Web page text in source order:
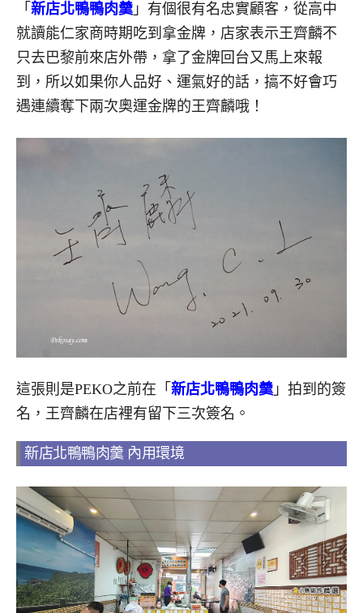
「 新店北鴨鴨肉羹 」有個很有名忠實顧客，從高中
就讀能仁家商時期吃到拿金牌，店家表示王齊麟不
只去巴黎前來店外帶，拿了金牌回台又馬上來報
到，所以如果你人品好、運氣好的話，搞不好會巧
遇連續奪下兩次奧運金牌的王齊麟哦！
這張則是PEKO之前在「 新店北鴨鴨肉羹 」拍到的簽
名，王齊麟在店裡有留下三次簽名。
新店北鴨鴨肉羹 內用環境